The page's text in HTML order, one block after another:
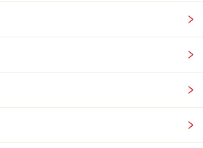
察や携帯電話会社に申し出た上、個
めです。
360 (詳細: お客様サポート | NTTド